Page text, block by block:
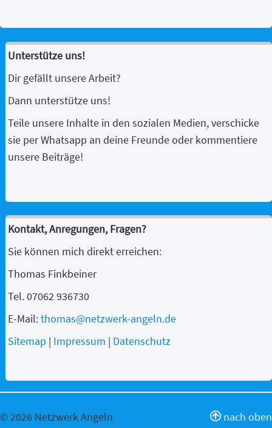
Unterstütze uns!
Dir gefällt unsere Arbeit?
Dann unterstütze uns!
Teile unsere Inhalte in den sozialen Medien, verschicke
sie per Whatsapp an deine Freunde oder kommentiere
unsere Beiträge!
Kontakt, Anregungen, Fragen?
Sie können mich direkt erreichen:
Thomas Finkbeiner
Tel. 07062 936730
E-Mail:thomas@netzwerk-angeln.de
Sitemap | Impressum | Datenschutz
nach oben
© 2026 Netzwerk Angeln